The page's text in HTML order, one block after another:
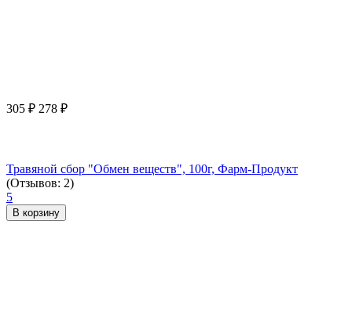
305 ₽ 278 ₽
Травяной сбор "Обмен веществ", 100г, Фарм-Продукт
(Отзывов: 2)
5
В корзину